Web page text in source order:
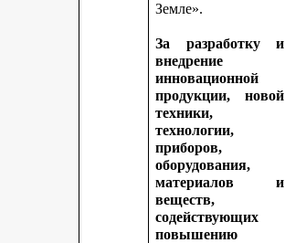
Земле».
За разработку и
внедрение
инновационной
продукции, новой
техники,
технологии,
приборов,
оборудования,
материалов и
веществ,
содействующих
повышению